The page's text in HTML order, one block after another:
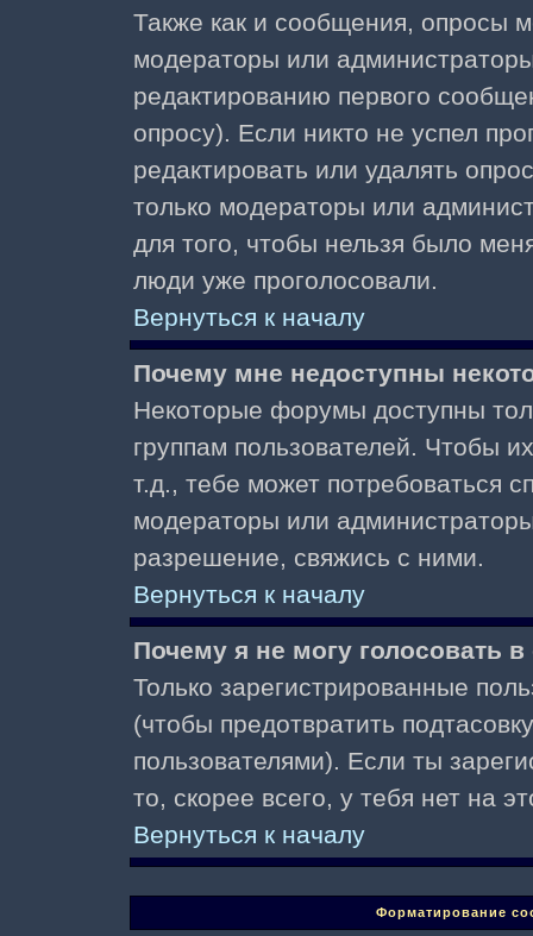
Также как и сообщения, опросы
модераторы или
редактированию первого
опросу). Если никто не успел
редактировать или удалять
только модераторы или
для того, чтобы нельзя было
люди уже проголосовали.
Вернуться к началу
Почему мне недоступны
Некоторые форумы доступны
группам пользователей. Чтобы
т.д., тебе может потребоваться
модераторы или
разрешение, свяжись с ними.
Вернуться к началу
Почему я не могу голосовать
Только зарегистрированные
(чтобы предотвратить
пользователями). Если ты
то, скорее всего, у тебя нет на
Вернуться к началу
Форматирование